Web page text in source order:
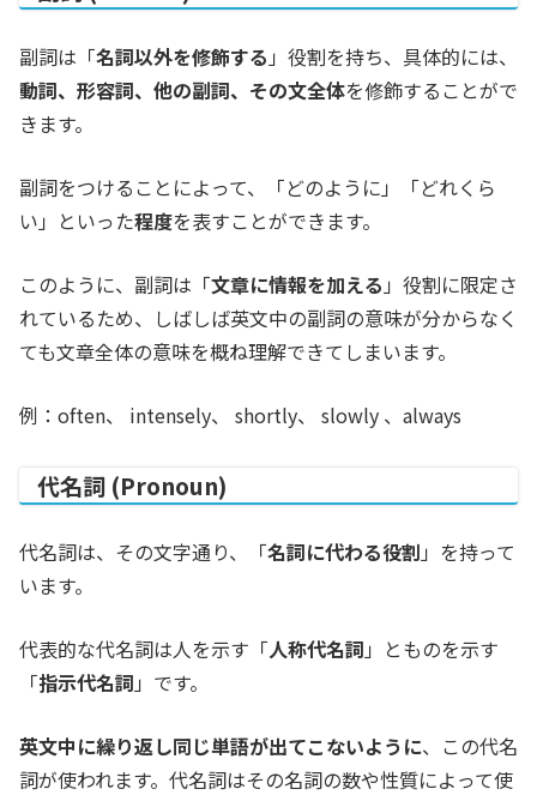
副詞は「名詞以外を修飾する 」役割を持ち、具体的には、
動詞、形容詞、他の副詞、その文全体を修飾することがで
きます。
副詞をつけることによって、「どのように」「どれくら
い」といった程度を表すことができます。
このように、副詞は「文章に情報を加える 」役割に限定さ
れているため、しばしば英文中の副詞の意味が分からなく
ても文章全体の意味を概ね理解できてしまいます。
例：often、 intensely、 shortly、 slowly 、always
代名詞 (Pronoun)
代名詞は、その文字通り、「名詞に代わる役割 」を持って
います。
代表的な代名詞は人を示す「人称代名詞 」とものを示す
「指示代名詞 」です。
英文中に繰り返し同じ単語が出てこないように、この代名
詞が使われます。代名詞はその名詞の数や性質によって使